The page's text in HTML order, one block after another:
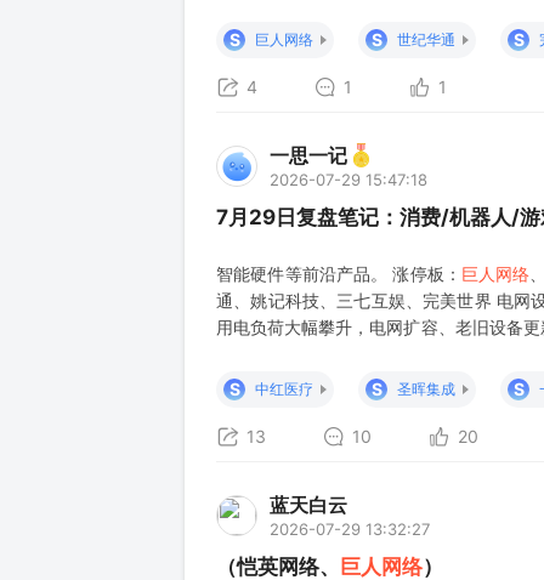
S
巨人网络 S 世纪华通 S
4 1 1
一思一记
2026-07-29 15:47:18
7月29日复盘笔记：消费/机器人/
智能硬件等前沿产品。 涨停板： 巨人网络
通、姚记科技、三七互娱、完美世界 电网
用电负荷大幅攀升，电网扩容、老旧设备
气、大连电瓷、顺钠股份 固态电池 国轩控
S 中红医疗 S 圣晖集成 S
13 10 20
蓝天白云
2026-07-29 13:32:27
（恺英网络、 巨人网络）